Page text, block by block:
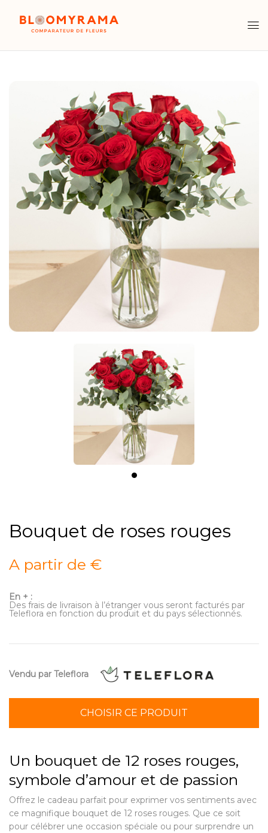
Bouquet de roses rouges
A partir de €
En + :
Des frais de livraison à l’étranger vous seront facturés par
Teleflora en fonction du produit et du pays sélectionnés.
Vendu par Teleflora
CHOISIR CE PRODUIT
Un bouquet de 12 roses rouges,
symbole d’amour et de passion
Offrez le cadeau parfait pour exprimer vos sentiments avec
ce magnifique bouquet de 12 roses rouges. Que ce soit
pour célébrer une occasion spéciale ou pour surprendre un